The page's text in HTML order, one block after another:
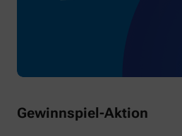
Gewinnspiel-Aktion